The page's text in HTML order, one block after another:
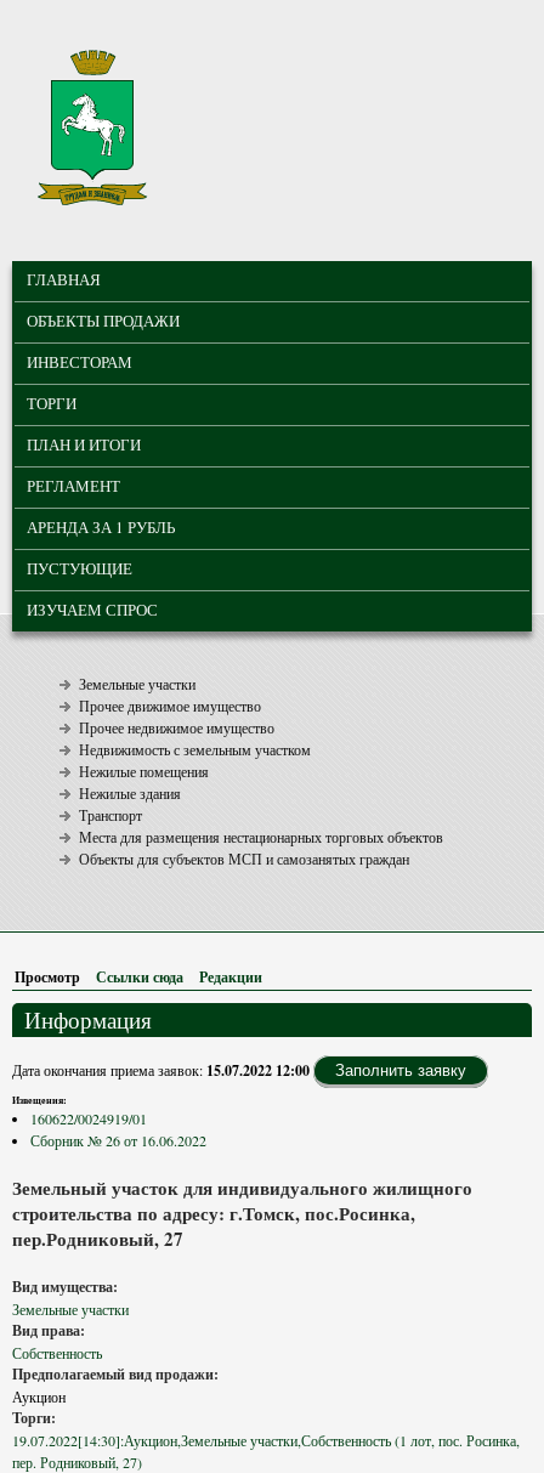
МУНИЦИПАЛЬНЫЕ
ТОРГИ ГОРОДА
ТОМСКА
ГЛАВНОЕ МЕНЮ
ГЛАВНАЯ
ОБЪЕКТЫ ПРОДАЖИ
ИНВЕСТОРАМ
ТОРГИ
ПЛАН И ИТОГИ
РЕГЛАМЕНТ
АРЕНДА ЗА 1 РУБЛЬ
ПУСТУЮЩИЕ
ИЗУЧАЕМ СПРОС
Земельные участки
Прочее движимое имущество
Прочее недвижимое имущество
Недвижимость с земельным участком
Нежилые помещения
Нежилые здания
Транспорт
Места для размещения нестационарных торговых объектов
Объекты для субъектов МСП и самозанятых граждан
Просмотр (активная вкладка)
Ссылки сюда Редакции
Информация
Дата окончания приема заявок: 15.07.2022 12:00 Заполнить заявку
Извещения:
160622/0024919/01
Сборник № 26 от 16.06.2022
Земельный участок для индивидуального жилищного
строительства по адресу: г.Томск, пос.Росинка,
пер.Родниковый, 27
Вид имущества:
Земельные участки
Вид права:
Собственность
Предполагаемый вид продажи:
Аукцион
Торги:
19.07.2022[14:30]:Аукцион,Земельные участки,Собственность (1 лот, пос. Росинка,
пер. Родниковый, 27)